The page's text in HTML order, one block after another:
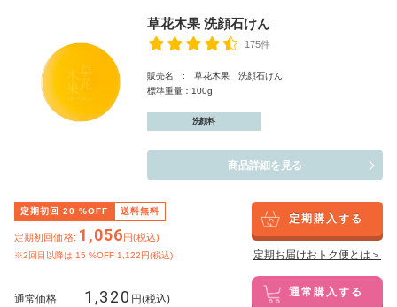
草花木果 洗顔石けん
175件
販売名 : 草花木果 洗顔石けん
標準重量：100g
洗顔料
商品詳細を見る
定期初回 20 %OFF 送料無料
定期初回価格: 1,056円(税込)
※2回目以降は 15 %OFF 1,122円(税込)
定期購入する
定期お届けおトク便とは＞
通常価格 1,320 円(税込) 通常購入する